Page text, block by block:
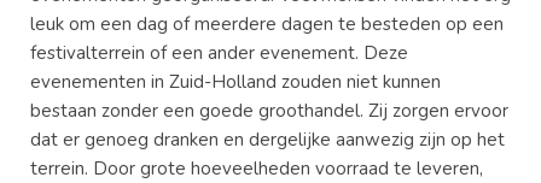
leuk om een dag of meerdere dagen te besteden op een
festivalterrein of een ander evenement. Deze
evenementen in Zuid-Holland zouden niet kunnen
bestaan zonder een goede groothandel. Zij zorgen ervoor
dat er genoeg dranken en dergelijke aanwezig zijn op het
terrein. Door grote hoeveelheden voorraad te leveren,